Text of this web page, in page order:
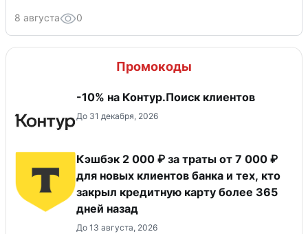
8 августа 0
Промокоды
-10% на Контур.Поиск клиентов
До 31 декабря, 2026
Кэшбэк 2 000 ₽ за траты от 7 000 ₽
для новых клиентов банка и тех, кто
закрыл кредитную карту более 365
дней назад
До 13 августа, 2026